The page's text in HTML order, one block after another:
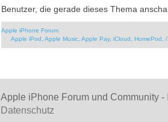
Benutzer, die gerade dieses Thema
Apple iPhone Forum
Apple iPod, Apple Music, Apple Pay, iCloud, HomePod,
Apple iPhone Forum und Community -
Datenschutz